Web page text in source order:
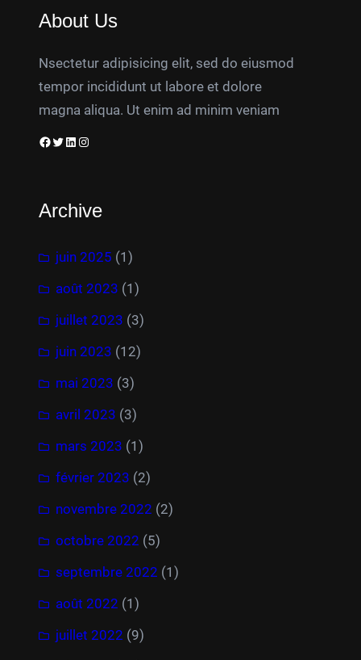
About Us
Nsectetur adipisicing elit, sed do eiusmod
tempor incididunt ut labore et dolore
magna aliqua. Ut enim ad minim veniam
Facebook Twitter LinkedIn Instagram
Archive
juin 2025 (1)
août 2023 (1)
juillet 2023 (3)
juin 2023 (12)
mai 2023 (3)
avril 2023 (3)
mars 2023 (1)
février 2023 (2)
novembre 2022 (2)
octobre 2022 (5)
septembre 2022 (1)
août 2022 (1)
juillet 2022 (9)